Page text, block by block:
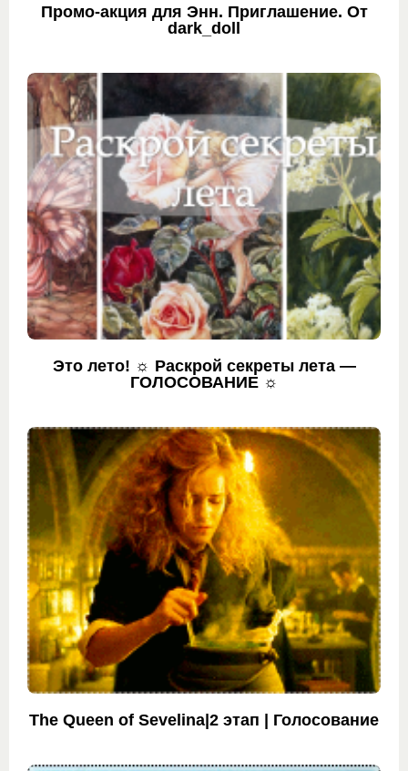
Промо-акция для Энн. Приглашение. От
dark_doll
Это лето! ☼ Раскрой секреты лета —
ГОЛОСОВАНИЕ ☼
The Queen of Sevelina|2 этап | Голосование